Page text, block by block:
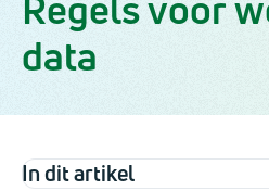
Regels voor
data
In dit artikel